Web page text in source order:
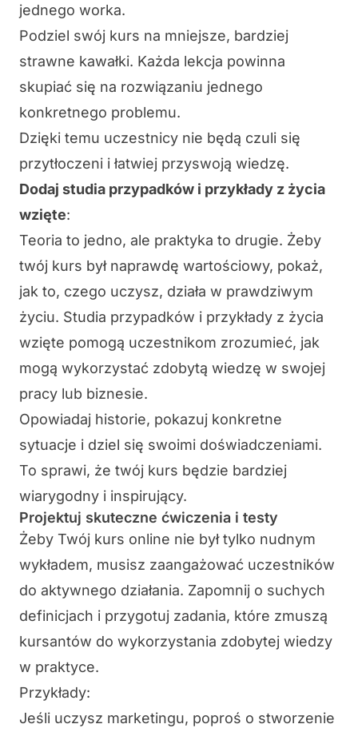
jednego worka.
Podziel swój kurs na mniejsze, bardziej
strawne kawałki. Każda lekcja powinna
skupiać się na rozwiązaniu jednego
konkretnego problemu.
Dzięki temu uczestnicy nie będą czuli się
przytłoczeni i łatwiej przyswoją wiedzę.
Dodaj studia przypadków i przykłady z życia
wzięte:
Teoria to jedno, ale praktyka to drugie. Żeby
twój kurs był naprawdę wartościowy, pokaż,
jak to, czego uczysz, działa w prawdziwym
życiu. Studia przypadków i przykłady z życia
wzięte pomogą uczestnikom zrozumieć, jak
mogą wykorzystać zdobytą wiedzę w swojej
pracy lub biznesie.
Opowiadaj historie, pokazuj konkretne
sytuacje i dziel się swoimi doświadczeniami.
To sprawi, że twój kurs będzie bardziej
wiarygodny i inspirujący.
Projektuj skuteczne ćwiczenia i testy
Żeby Twój kurs online nie był tylko nudnym
wykładem, musisz zaangażować uczestników
do aktywnego działania. Zapomnij o suchych
definicjach i przygotuj zadania, które zmuszą
kursantów do wykorzystania zdobytej wiedzy
w praktyce.
Przykłady:
Jeśli uczysz marketingu, poproś o stworzenie